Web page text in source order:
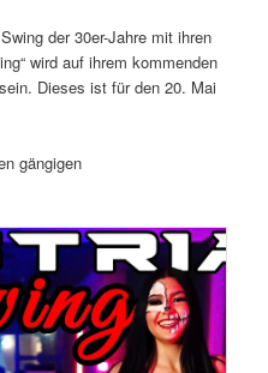
der 30er-Jahre mit ihren
wird auf ihrem kommenden
Dieses ist für den 20. Mai
gängigen